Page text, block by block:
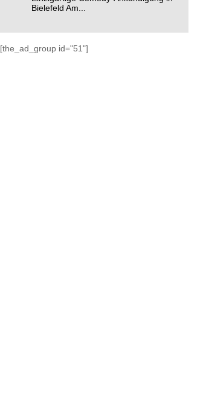
Bielefeld Am...
[the_ad_group id="51"]